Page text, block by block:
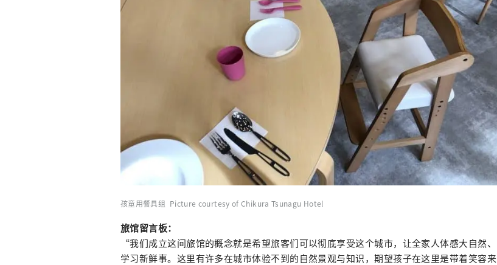
孩童用餐具组 Picture courtesy of Chikura Tsunagu Hotel
旅馆留言板：
“我们成立这间旅馆的概念就是希望旅客们可以彻底享受这个城市，让全家人体感大自然、
学习新鲜事。这里有许多在城市体验不到的自然景观与知识，期望孩子在这里是带着笑容来